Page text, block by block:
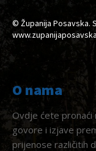
© Županija Posavska.
O nama
Ovdje ćete pronaći
govore i izjave
prijenose različitih